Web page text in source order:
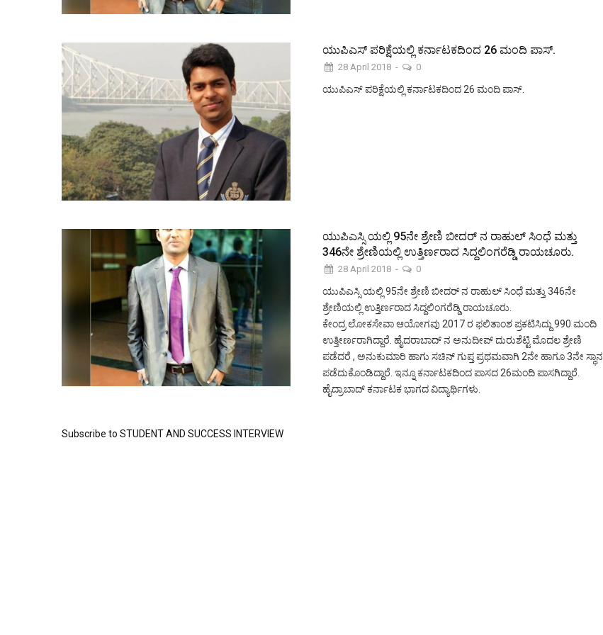
ಯುಪಿಎಸ್ ಪರಿಕ್ಷೆಯಲ್ಲಿ ಕರ್ನಾಟಕದಿಂದ 26 ಮಂದಿ ಪಾಸ್.
28 April 2018 - 0
ಯುಪಿಎಸ್ ಪರಿಕ್ಷೆಯಲ್ಲಿ ಕರ್ನಾಟಕದಿಂದ 26 ಮಂದಿ ಪಾಸ್.
ಯುಪಿಎಸ್ಸಿ ಯಲ್ಲಿ 95ನೇ ಶ್ರೇಣಿ ಬೀದರ್ ನ ರಾಹುಲ್ ಸಿಂಧೆ ಮತ್ತು
346ನೇ ಶ್ರೇಣಿಯಲ್ಲಿ ಉತ್ತಿರ್ಣರಾದ ಸಿದ್ದಲಿಂಗರೆಡ್ಡಿ ರಾಯಚೂರು.
28 April 2018 - 0
ಯುಪಿಎಸ್ಸಿ ಯಲ್ಲಿ 95ನೇ ಶ್ರೇಣಿ ಬೀದರ್ ನ ರಾಹುಲ್ ಸಿಂಧೆ ಮತ್ತು 346ನೇ
ಶ್ರೇಣಿಯಲ್ಲಿ ಉತ್ತಿರ್ಣರಾದ ಸಿದ್ದಲಿಂಗರೆಡ್ಡಿ ರಾಯಚೂರು.
ಕೇಂದ್ರ ಲೋಕಸೇವಾ ಆಯೋಗವು 2017 ರ ಫಲಿತಾಂಶ ಪ್ರಕಟಿಸಿದ್ದು 990 ಮಂದಿ
ಉತ್ತೀರ್ಣರಾಗಿದ್ದಾರೆ. ಹೈದರಾಬಾದ್ ನ ಅನುದೀಪ್ ದುರುಶೆಟ್ಟಿ ಮೊದಲ ಶ್ರೇಣಿ
ಪಡೆದರೆ , ಅನುಕುಮಾರಿ ಹಾಗು ಸಚಿನ್ ಗುಪ್ತ ಪ್ರಥಮವಾಗಿ 2ನೇ ಹಾಗೂ 3ನೇ ಸ್ಥಾನ
ಪಡೆದುಕೊಂಡಿದ್ದಾರೆ. ಇನ್ನೂ ಕರ್ನಾಟಕದಿಂದ ಪಾಸದ 26ಮಂದಿ ಪಾಸಗಿದ್ದಾರೆ.
ಹೈದ್ರಾಬಾದ್ ಕರ್ನಾಟಕ ಭಾಗದ ವಿದ್ಯಾರ್ಥಿಗಳು.
Subscribe to STUDENT AND SUCCESS INTERVIEW